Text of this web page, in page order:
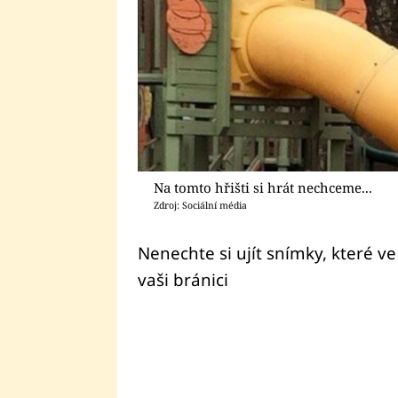
Na tomto hřišti si hrát nechceme...
Zdroj: Sociální média
Nenechte si ujít snímky, které
vaši bránici